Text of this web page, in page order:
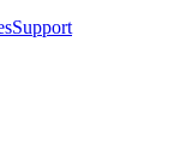
Support